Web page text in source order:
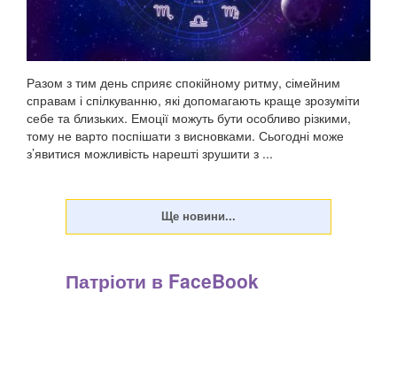
Разом з тим день сприяє спокійному ритму, сімейним
справам і спілкуванню, які допомагають краще зрозуміти
себе та близьких. Емоції можуть бути особливо різкими,
тому не варто поспішати з висновками. Сьогодні може
з’явитися можливість нарешті зрушити з ...
Патріоти в FaceBook